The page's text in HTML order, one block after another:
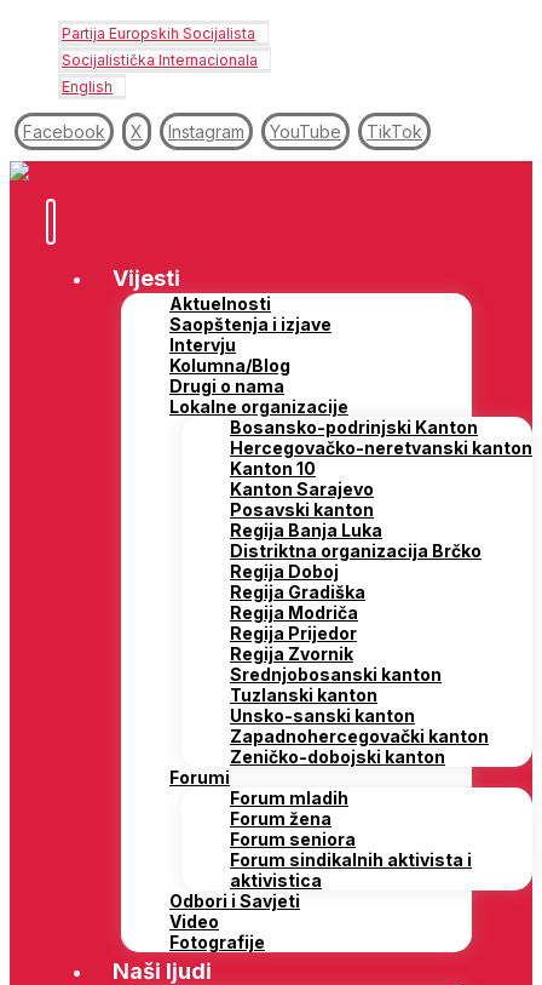
Partija Europskih Socijalista
Socijalistička Internacionala
English
Facebook X Instagram YouTube TikTok
Vijesti
Aktuelnosti
Saopštenja i izjave
Intervju
Kolumna/Blog
Drugi o nama
Lokalne organizacije
Bosansko-podrinjski Kanton
Hercegovačko-neretvanski kanton
Kanton 10
Kanton Sarajevo
Posavski kanton
Regija Banja Luka
Distriktna organizacija Brčko
Regija Doboj
Regija Gradiška
Regija Modriča
Regija Prijedor
Regija Zvornik
Srednjobosanski kanton
Tuzlanski kanton
Unsko-sanski kanton
Zapadnohercegovački kanton
Zeničko-dobojski kanton
Forumi
Forum mladih
Forum žena
Forum seniora
Forum sindikalnih aktivista i
aktivistica
Odbori i Savjeti
Video
Fotografije
Naši ljudi